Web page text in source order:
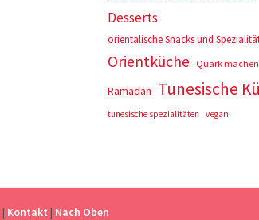
Desserts
orientalische Snacks und
Orientküche Quark machen
Ramadan Tunesische
tunesische spezialitäten vegan
| Kontakt | Nach Oben